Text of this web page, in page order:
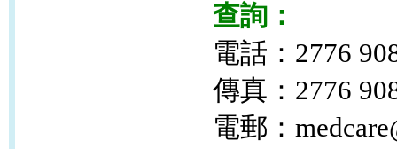
查詢：
電話：2776
傳真：2776
電郵：